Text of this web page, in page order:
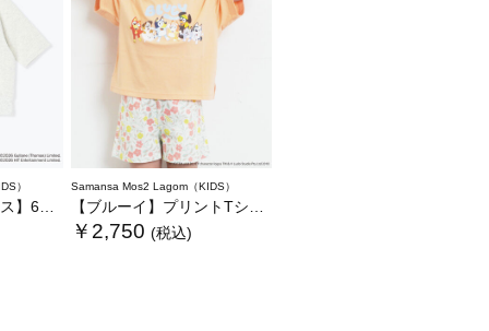
）
トTシャツ
Samansa Mos2 Lagom（KIDS）
【ブルーイ】プリントTシャツ
￥2,750 (税込)